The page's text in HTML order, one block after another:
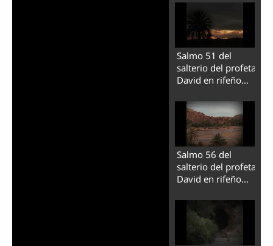
Salmo 51 del
salterio del profeta
David en rifeño
Salmo 56 del
salterio del profeta
David en rifeño